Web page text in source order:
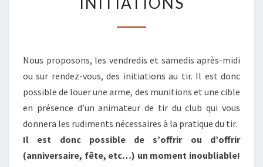
Nous proposons, les vendredis et samedis après-midi
ou sur rendez-vous, des initiations au tir. Il est donc
possible de louer une arme, des munitions et une cible
en présence d’un animateur de tir du club qui vous
donnera les rudiments nécessaires à la pratique du tir.
Il est donc possible de s’offrir ou d’offrir
(anniversaire, fête, etc…) un moment inoubliable!